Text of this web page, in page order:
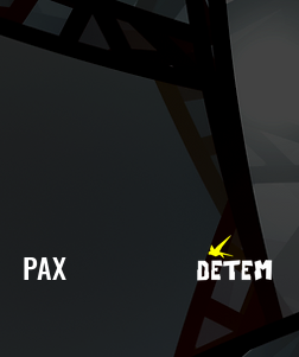
PAX